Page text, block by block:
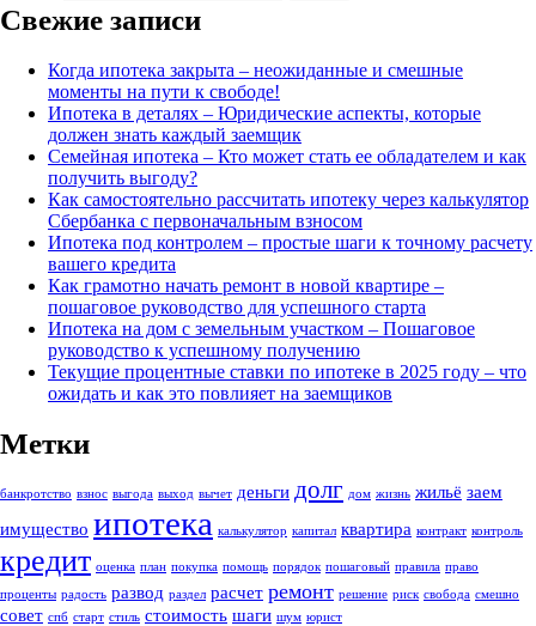
Свежие записи
Когда ипотека закрыта – неожиданные и смешные
моменты на пути к свободе!
Ипотека в деталях – Юридические аспекты, которые
должен знать каждый заемщик
Семейная ипотека – Кто может стать ее обладателем и как
получить выгоду?
Как самостоятельно рассчитать ипотеку через калькулятор
Сбербанка с первоначальным взносом
Ипотека под контролем – простые шаги к точному расчету
вашего кредита
Как грамотно начать ремонт в новой квартире –
пошаговое руководство для успешного старта
Ипотека на дом с земельным участком – Пошаговое
руководство к успешному получению
Текущие процентные ставки по ипотеке в 2025 году – что
ожидать и как это повлияет на заемщиков
Метки
банкротство взнос выгодa выход вычет деньги долг дом жизнь жильё заем
имущество ипотека калькулятор капитал квартира контракт контроль
кредит оценка план покупка помощь порядок пошаговый правила право
проценты радость развод раздел расчет ремонт решение риск свобода смешно
совет спб старт стиль стоимость шаги шум юрист